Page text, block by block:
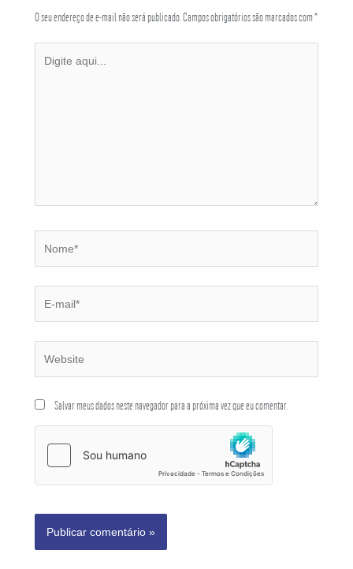
O seu endereço de e-mail não será publicado. Campos obrigatórios são marcados com*
Salvar meus dados neste navegador para a próxima vez que eu comentar.